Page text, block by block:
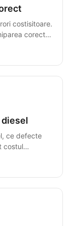
costisitoare.
corecta
ce defecte
costul